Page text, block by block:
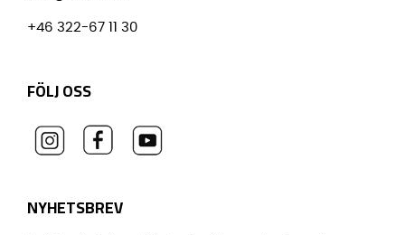
+46 322-67 11 30
FÖLJ OSS
NYHETSBREV